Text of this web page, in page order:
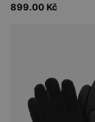
899.00 Kč